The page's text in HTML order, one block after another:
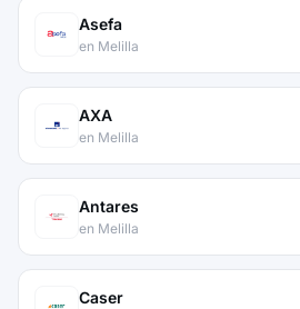
Asefa
en Melilla
AXA
en Melilla
Antares
en Melilla
Caser